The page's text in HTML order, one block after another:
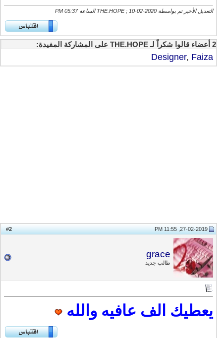
التعديل الأخير تم بواسطة THE.HOPE ; 10-02-2020 الساعة 05:37 PM
Designer ,Faiza
27-02-2019, 11:55 PM
grace
طالب جديد
يعطيك الف عافيه والله